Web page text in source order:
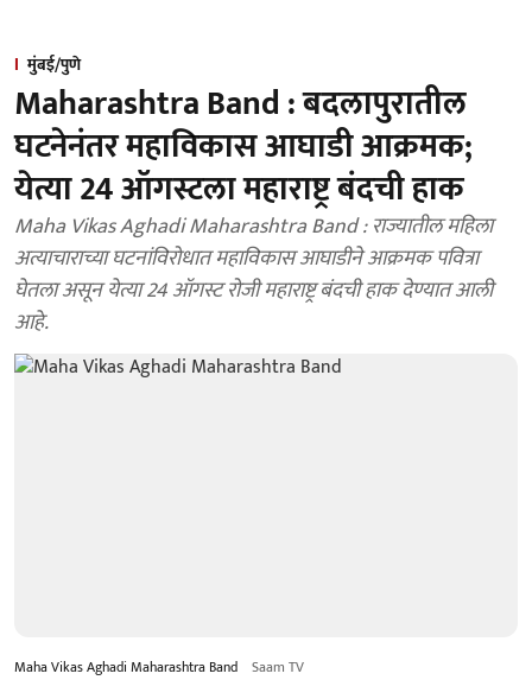
मुंबई/पुणे
Maharashtra Band : बदलापुरातील
घटनेनंतर महाविकास आघाडी आक्रमक;
येत्या 24 ऑगस्टला महाराष्ट्र बंदची हाक
Maha Vikas Aghadi Maharashtra Band : राज्यातील महिला
अत्याचाराच्या घटनांविरोधात महाविकास आघाडीने आक्रमक पवित्रा
घेतला असून येत्या 24 ऑगस्ट रोजी महाराष्ट्र बंदची हाक देण्यात आली
आहे.
Maha Vikas Aghadi Maharashtra Band Saam TV